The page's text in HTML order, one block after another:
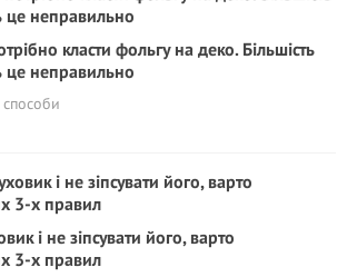
класти фольгу на деко. Більшість
це неправильно
способи
і не зіпсувати його, варто
3-х правил